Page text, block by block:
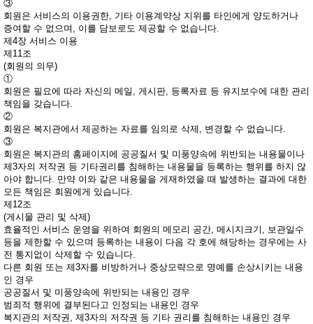
③
회원은 서비스의 이용권한, 기타 이용계약상 지위를 타인에게 양도하거나
증여할 수 없으며, 이를 담보로도 제공할 수 없습니다.
제4장 서비스 이용
제11조
(회원의 의무)
①
회원은 필요에 따라 자신의 메일, 게시판, 등록자료 등 유지보수에 대한 관리
책임을 갖습니다.
②
회원은 복지관에서 제공하는 자료를 임의로 삭제, 변경할 수 없습니다.
③
회원은 복지관의 홈페이지에 공공질서 및 미풍양속에 위반되는 내용물이나
제3자의 저작권 등 기타권리를 침해하는 내용물을 등록하는 행위를 하지 않
아야 합니다. 만약 이와 같은 내용물을 게재하였을 때 발생하는 결과에 대한
모든 책임은 회원에게 있습니다.
제12조
(게시물 관리 및 삭제)
효율적인 서비스 운영을 위하여 회원의 메모리 공간, 메시지크기, 보관일수
등을 제한할 수 있으며 등록하는 내용이 다음 각 호에 해당하는 경우에는 사
전 통지없이 삭제할 수 있습니다.
다른 회원 또는 제3자를 비방하거나 중상모략으로 명예를 손상시키는 내용
인 경우
공공질서 및 미풍양속에 위반되는 내용인 경우
범죄적 행위에 결부된다고 인정되는 내용인 경우
복지관의 저작권, 제3자의 저작권 등 기타 권리를 침해하는 내용인 경우